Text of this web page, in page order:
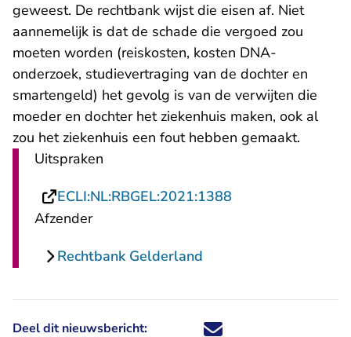
geweest. De rechtbank wijst die eisen af. Niet
aannemelijk is dat de schade die vergoed zou
moeten worden (reiskosten, kosten DNA-
onderzoek, studievertraging van de dochter en
smartengeld) het gevolg is van de verwijten die
moeder en dochter het ziekenhuis maken, ook al
zou het ziekenhuis een fout hebben gemaakt.
Uitspraken
ECLI:NL:RBGEL:2021:1388
Afzender
Rechtbank Gelderland
Deel dit nieuwsbericht: Deel dit nieuwsbericht via X -
Deel dit nieuwsbericht via
Deel dit nieuwsbericht
Deel dit